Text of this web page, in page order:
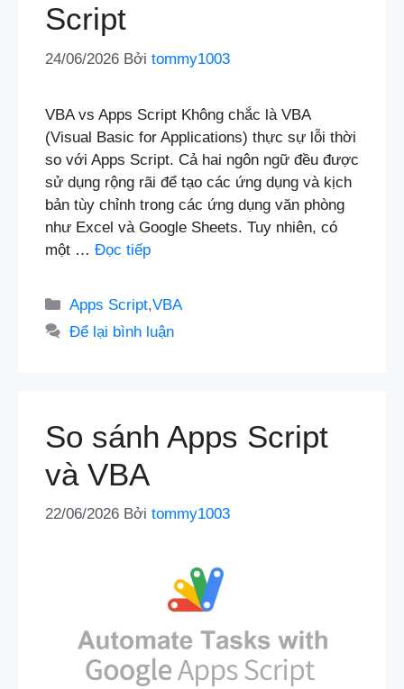
Script
24/06/2026 Bởi tommy1003
VBA vs Apps Script Không chắc là VBA
(Visual Basic for Applications) thực sự lỗi thời
so với Apps Script. Cả hai ngôn ngữ đều được
sử dụng rộng rãi để tạo các ứng dụng và kịch
bản tùy chỉnh trong các ứng dụng văn phòng
như Excel và Google Sheets. Tuy nhiên, có
một … Đọc tiếp
Danh
mục
Apps Script,VBA
Để lại bình luận
So sánh Apps Script
và VBA
22/06/2026 Bởi tommy1003